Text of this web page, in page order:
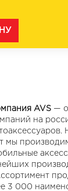
AVS —
на
мы
3 000